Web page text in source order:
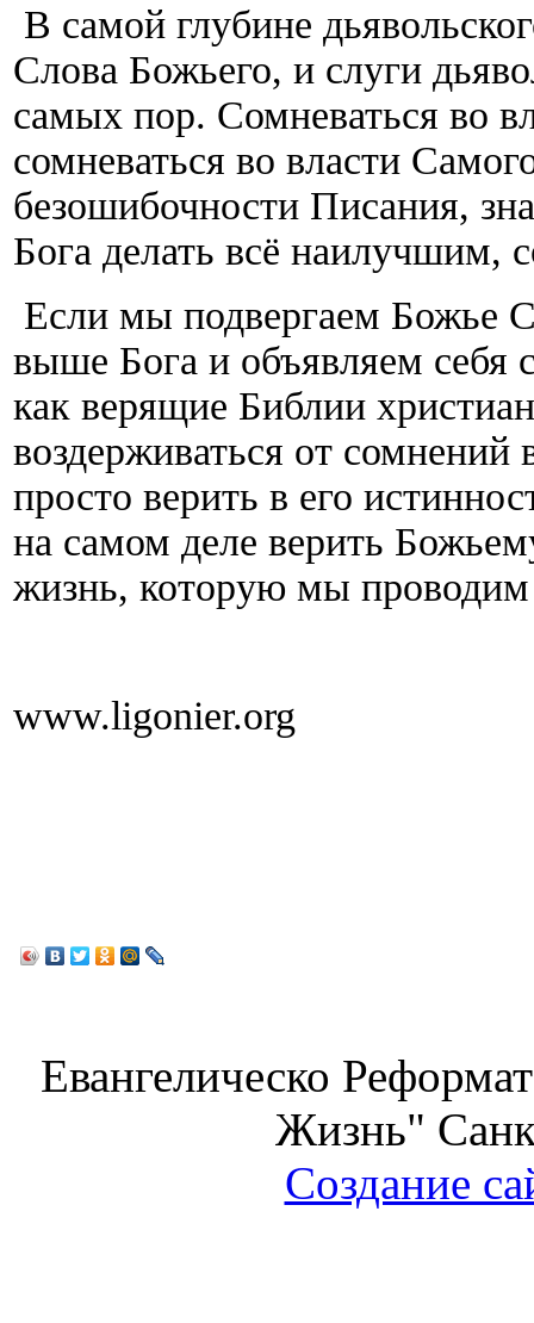
В самой глубине
Слова Божьего, и слуги
самых пор. Сомневаться во
сомневаться во власти
безошибочности Писания,
Бога делать всё наилучшим,
Если мы подвергаем Божье
выше Бога и объявляем себя
как верящие Библии
воздерживаться от
просто верить в его
на самом деле верить
жизнь, которую мы
www.ligonier.org
Евангелическо
Жизнь"
Создание